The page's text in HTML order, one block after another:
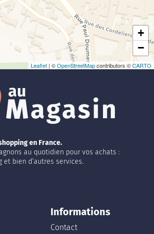
+
−
Leaflet | ©OpenStreetMapcontributors ©CARTO
en France.
au quotidien pour vos achats :
bien d’autres services.
Informations
Contact